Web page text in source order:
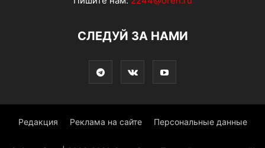
СЛЕДУЙ ЗА НАМИ
Редакция Реклама на сайте Персональные данные